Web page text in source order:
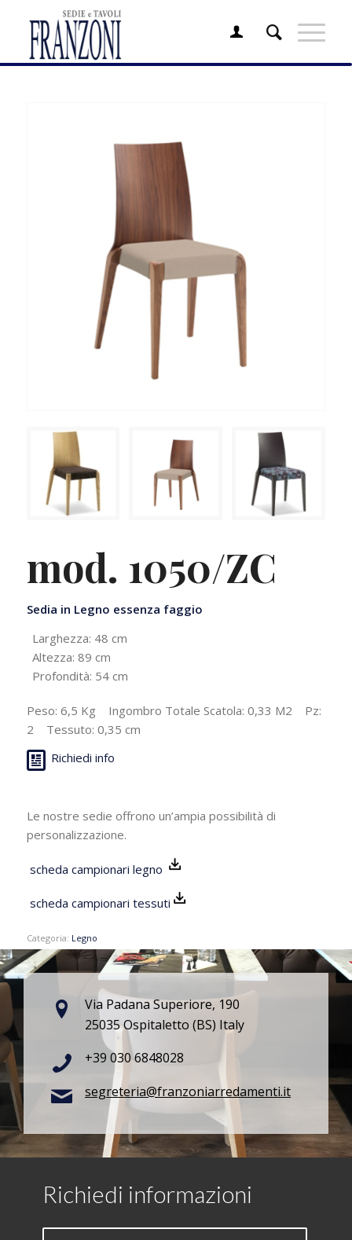
mod. 1050/ZC
Sedia in Legno essenza faggio
Larghezza: 48 cm
Altezza: 89 cm
Profondità: 54 cm
Peso: 6,5 Kg Ingombro Totale Scatola: 0,33 M2 Pz:
2 Tessuto: 0,35 cm
Richiedi info
Le nostre sedie offrono un’ampia possibilità di
personalizzazione.
scheda campionari legno
scheda campionari tessuti
Categoria: Legno
Via Padana Superiore, 190
25035 Ospitaletto (BS) Italy
+39 030 6848028
segreteria@franzoniarredamenti.it
Richiedi informazioni